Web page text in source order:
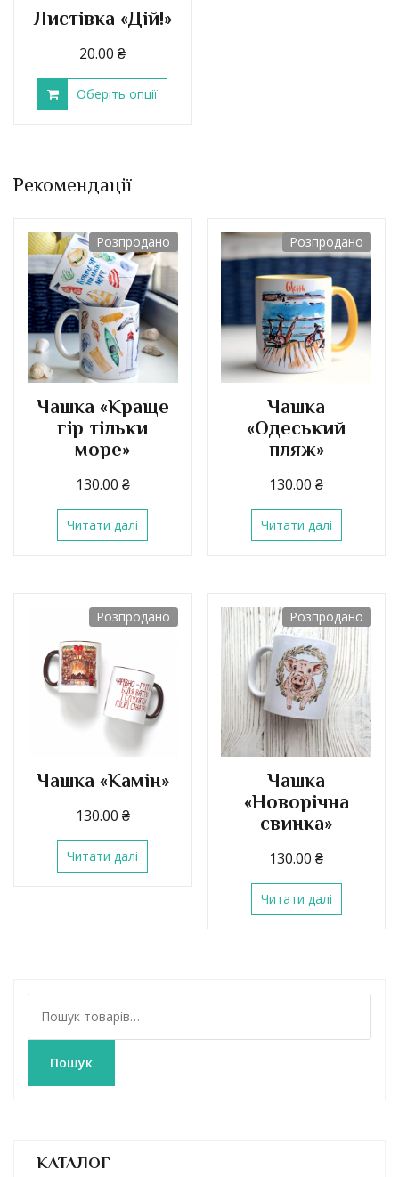
Листівка «Дій!»
20.00₴
Оберіть опції
Рекомендації
Розпродано
Чашка «Краще
гір тільки
море»
130.00 ₴
Читати далі
Розпродано
Чашка
«Одеський
пляж»
130.00₴
Читати далі
Розпродано
Чашка «Камін»
130.00 ₴
Читати далі
Розпродано
Чашка
«Новорічна
свинка»
130.00₴
Читати далі
к
Пошук
КАТАЛОГ